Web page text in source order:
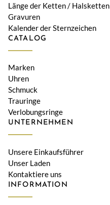
Länge der Ketten / Halsketten
Gravuren
Kalender der Sternzeichen
CATALOG
Marken
Uhren
Schmuck
Trauringe
Verlobungsringe
UNTERNEHMEN
Unsere Einkaufsführer
Unser Laden
Kontaktiere uns
INFORMATION